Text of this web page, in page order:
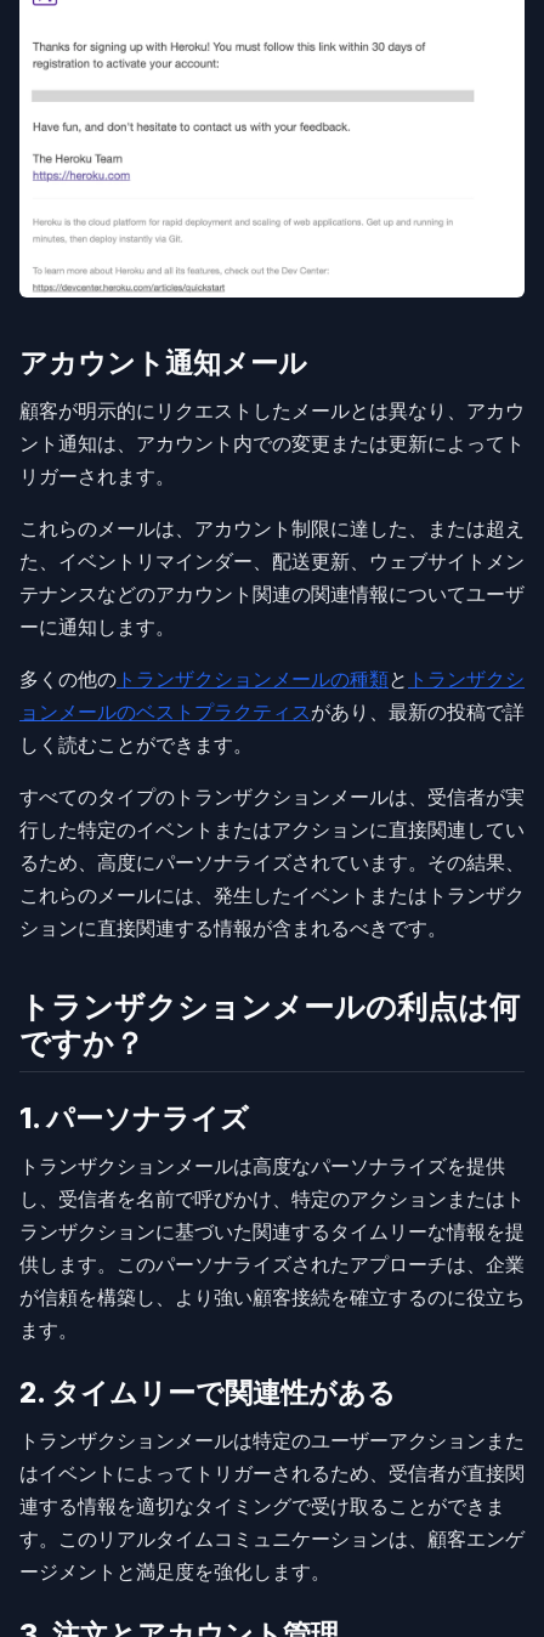
アカウント通知メール
顧客が明示的にリクエストしたメールとは異なり、アカウ
ント通知は、アカウント内での変更または更新によってト
リガーされます。
これらのメールは、アカウント制限に達した、または超え
た、イベントリマインダー、配送更新、ウェブサイトメン
テナンスなどのアカウント関連の関連情報についてユーザ
ーに通知します。
多くの他の トランザクションメールの種類と トランザクシ
ョンメールのベストプラクティス があり、最新の投稿で詳
しく読むことができます。
すべてのタイプのトランザクションメールは、受信者が実
行した特定のイベントまたはアクションに直接関連してい
るため、高度にパーソナライズされています。その結果、
これらのメールには、発生したイベントまたはトランザク
ションに直接関連する情報が含まれるべきです。
トランザクションメールの利点は何
ですか？
1. パーソナライズ
トランザクションメールは高度なパーソナライズを提供
し、受信者を名前で呼びかけ、特定のアクションまたはト
ランザクションに基づいた関連するタイムリーな情報を提
供します。このパーソナライズされたアプローチは、企業
が信頼を構築し、より強い顧客接続を確立するのに役立ち
ます。
2. タイムリーで関連性がある
トランザクションメールは特定のユーザーアクションまた
はイベントによってトリガーされるため、受信者が直接関
連する情報を適切なタイミングで受け取ることができま
す。このリアルタイムコミュニケーションは、顧客エンゲ
ージメントと満足度を強化します。